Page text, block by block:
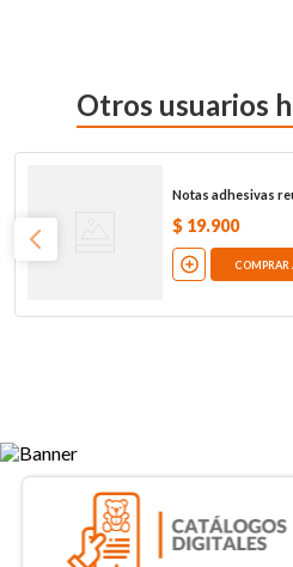
Otros usuarios
Notas adhesivas
$ 19.900
COMPRAR